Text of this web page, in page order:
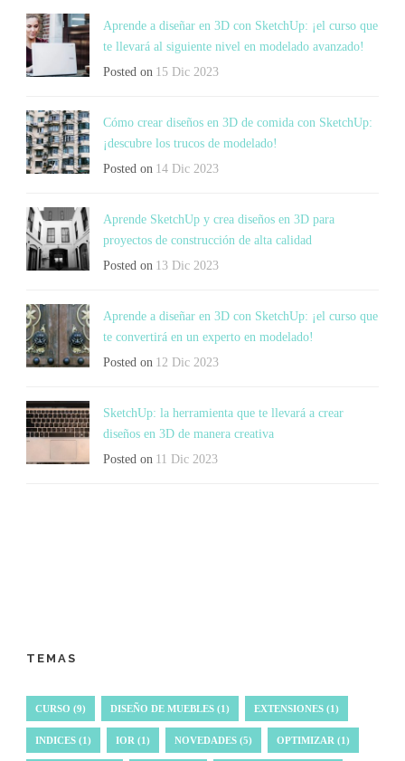
Aprende a diseñar en 3D con SketchUp: ¡el curso que
te llevará al siguiente nivel en modelado avanzado!
Posted on 15 Dic 2023
Cómo crear diseños en 3D de comida con SketchUp:
¡descubre los trucos de modelado!
Posted on 14 Dic 2023
Aprende SketchUp y crea diseños en 3D para
proyectos de construcción de alta calidad
Posted on 13 Dic 2023
Aprende a diseñar en 3D con SketchUp: ¡el curso que
te convertirá en un experto en modelado!
Posted on 12 Dic 2023
SketchUp: la herramienta que te llevará a crear
diseños en 3D de manera creativa
Posted on 11 Dic 2023
TEMAS
CURSO (9) DISEÑO DE MUEBLES (1) EXTENSIONES (1)
INDICES (1) IOR (1) NOVEDADES (5) OPTIMIZAR (1)